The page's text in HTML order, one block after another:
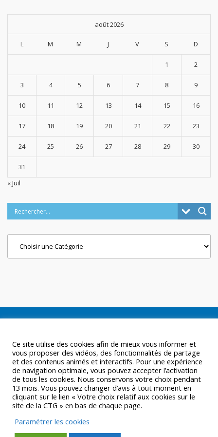
août 2026
L M M J V S D
1 2
3 4 5 6 7 8 9
10 11 12 13 14 15 16
17 18 19 20 21 22 23
24 25 26 27 28 29 30
31
« Juil
Ce site utilise des cookies afin de mieux vous informer et
vous proposer des vidéos, des fonctionnalités de partage
et des contenus animés et interactifs. Pour une expérience
de navigation optimale, vous pouvez accepter l’activation
de tous les cookies. Nous conservons votre choix pendant
13 mois. Vous pouvez changer d’avis à tout moment en
cliquant sur le lien « Votre choix relatif aux cookies sur le
site de la CTG » en bas de chaque page.
Paramétrer les cookies